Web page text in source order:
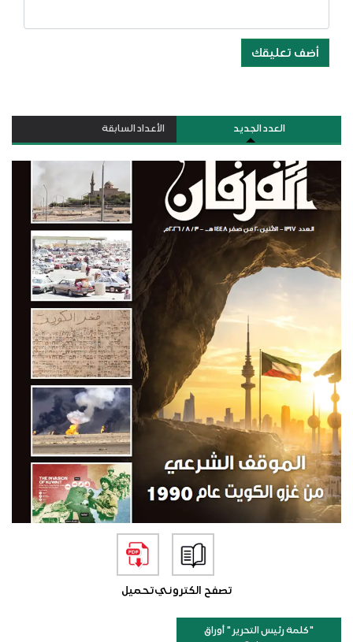
أضف تعليقك
العدد الجديد الأعداد السابقة
تصفح الكترونيتحميل
"كلمة رئيس التحرير " أوراق